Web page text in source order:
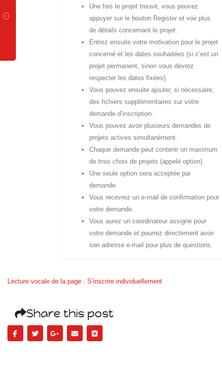
Une fois le projet trouvé, vous pouvez
appuyer sur le bouton Register et voir plus
de détails concernant le projet.
Entrez ensuite votre motivation pour le projet
concerné et les dates souhaitées (si c’est un
projet permanent, sinon vous devrez
respecter les dates fixées).
Vous pouvez ensuite ajouter, si nécessaire,
des fichiers supplémentaires sur votre
demande d’inscription.
Vous pouvez avoir plusieurs demandes de
projets actives simultanément.
Chaque demande peut contenir un maximum
de trois choix de projets (appelé option).
Une seule option sera acceptée par
demande.
Vous recevrez un e-mail de confirmation pour
votre demande.
Vous aurez un coordinateur assigné pour
votre demande et pourrez directement avoir
son adresse e-mail pour plus de questions.
Lecture vocale de la page : S’inscrire individuellement
Share this post